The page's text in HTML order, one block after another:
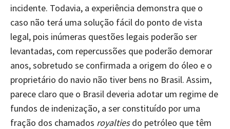
incidente. Todavia, a experiência demonstra que o
caso não terá uma solução fácil do ponto de vista
legal, pois inúmeras questões legais poderão ser
levantadas, com repercussões que poderão demorar
anos, sobretudo se confirmada a origem do óleo e o
proprietário do navio não tiver bens no Brasil. Assim,
parece claro que o Brasil deveria adotar um regime de
fundos de indenização, a ser constituído por uma
fração dos chamados royaltiesdo petróleo que têm